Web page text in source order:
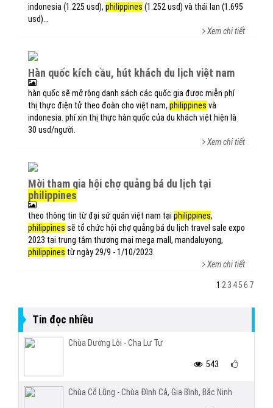
indonesia (1.225 usd), philippines (1.252 usd) và thái lan (1.695
usd)…
Xem chi tiết
hàn quốc kích cầu, hút khách du lịch việt nam
hàn quốc sẽ mở rộng danh sách các quốc gia được miễn phí
thị thực điện tử theo đoàn cho việt nam, philippines và
indonesia. phí xin thị thực hàn quốc của du khách việt hiện là
30 usd/người.
Xem chi tiết
mời tham gia hội chợ quảng bá du lịch tại
philippines
theo thông tin từ đại sứ quán việt nam tại philippines,
philippines sẽ tổ chức hội chợ quảng bá du lịch travel sale expo
2023 tại trung tâm thương mại mega mall, mandaluyong,
philippines từ ngày 29/9 - 1/10/2023.
Xem chi tiết
1 2 3 456 7
Tin đọc nhiều
Chùa Dương Lôi - Cha Lư Tự
543
Chùa Cổ Lũng - Chùa Đình Cả, Gia Bình, Bắc Ninh